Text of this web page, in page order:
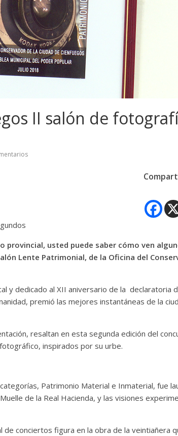
II salón de
provincial, usted puede saber cómo ven
Lente Patrimonial, de la Oficina del
y dedicado al XII aniversario de la declaratoria
premió las mejores instantáneas de la
resaltan en esta segunda edición del
inspirados por su urbe.
Patrimonio Material e Inmaterial, fue
de la Real Hacienda, y las visiones
de conciertos figura en la obra de la veintiañera